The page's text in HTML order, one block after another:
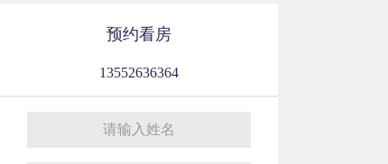
预约看房
13552636364